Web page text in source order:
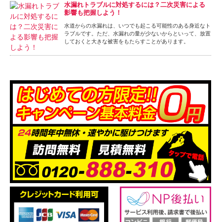
水漏れトラブルに対処するには？二次災害による
影響も把握しよう！
水道からの水漏れは、いつでも起こる可能性のある身近なト
ラブルです。ただ、水漏れの量が少ないからといって、放置
しておくと大きな被害をもたらすことがあります。